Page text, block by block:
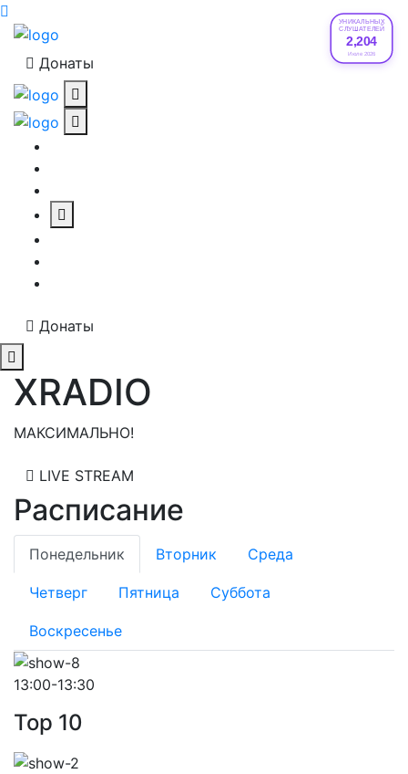
УНИКАЛЬНЫХ
СЛУШАТЕЛЕЙ
2,204
Июле 2026
Донаты
Донаты
XRADIO
МАКСИМАЛЬНО!
LIVE STREAM
Расписание
Понедельник Вторник Среда
Четверг Пятница Суббота
Воскресенье
13:00-13:30
Top 10